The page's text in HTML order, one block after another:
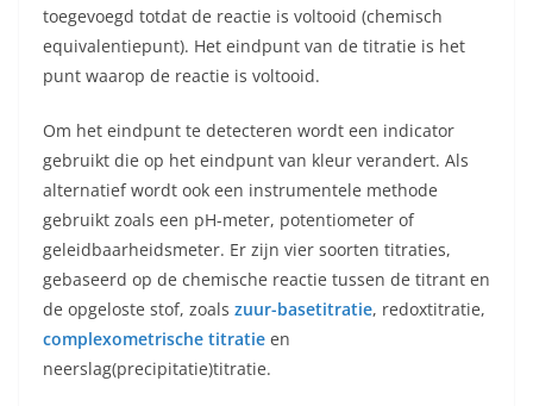
toegevoegd totdat de reactie is voltooid (chemisch
equivalentiepunt). Het eindpunt van de titratie is het
punt waarop de reactie is voltooid.
Om het eindpunt te detecteren wordt een indicator
gebruikt die op het eindpunt van kleur verandert. Als
alternatief wordt ook een instrumentele methode
gebruikt zoals een pH-meter, potentiometer of
geleidbaarheidsmeter. Er zijn vier soorten titraties,
gebaseerd op de chemische reactie tussen de titrant en
de opgeloste stof, zoals zuur-basetitratie, redoxtitratie,
complexometrische titratie en
neerslag(precipitatie)titratie.